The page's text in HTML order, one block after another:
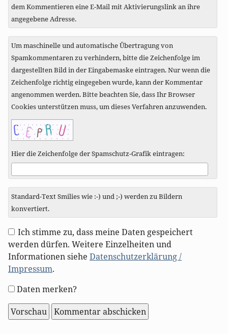
dem Kommentieren eine E-Mail mit Aktivierungslink an ihre
angegebene Adresse.
Um maschinelle und automatische Übertragung von
Spamkommentaren zu verhindern, bitte die Zeichenfolge im
dargestellten Bild in der Eingabemaske eintragen. Nur wenn die
Zeichenfolge richtig eingegeben wurde, kann der Kommentar
angenommen werden. Bitte beachten Sie, dass Ihr Browser
Cookies unterstützen muss, um dieses Verfahren anzuwenden.
Hier die Zeichenfolge der Spamschutz-Grafik eintragen:
Standard-Text Smilies wie :-) und ;-) werden zu Bildern
konvertiert.
Ich stimme zu, dass meine Daten gespeichert
werden dürfen. Weitere Einzelheiten und
Informationen siehe Datenschutzerklärung /
Impressum.
Formular-
Optionen
Daten merken?